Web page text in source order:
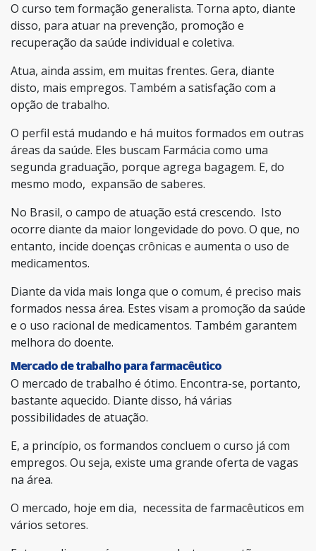
O curso tem formação generalista. Torna apto, diante
disso, para atuar na prevenção, promoção e
recuperação da saúde individual e coletiva.
Atua, ainda assim, em muitas frentes. Gera, diante
disto, mais empregos. Também a satisfação com a
opção de trabalho.
O perfil está mudando e há muitos formados em outras
áreas da saúde. Eles buscam Farmácia como uma
segunda graduação, porque agrega bagagem. E, do
mesmo modo, expansão de saberes.
No Brasil, o campo de atuação está crescendo. Isto
ocorre diante da maior longevidade do povo. O que, no
entanto, incide doenças crônicas e aumenta o uso de
medicamentos.
Diante da vida mais longa que o comum, é preciso mais
formados nessa área. Estes visam a promoção da saúde
e o uso racional de medicamentos. Também garantem
melhora do doente.
Mercado de trabalho para farmacêutico
O mercado de trabalho é ótimo. Encontra-se, portanto,
bastante aquecido. Diante disso, há várias
possibilidades de atuação.
E, a princípio, os formandos concluem o curso já com
empregos. Ou seja, existe uma grande oferta de vagas
na área.
O mercado, hoje em dia, necessita de farmacêuticos em
vários setores.